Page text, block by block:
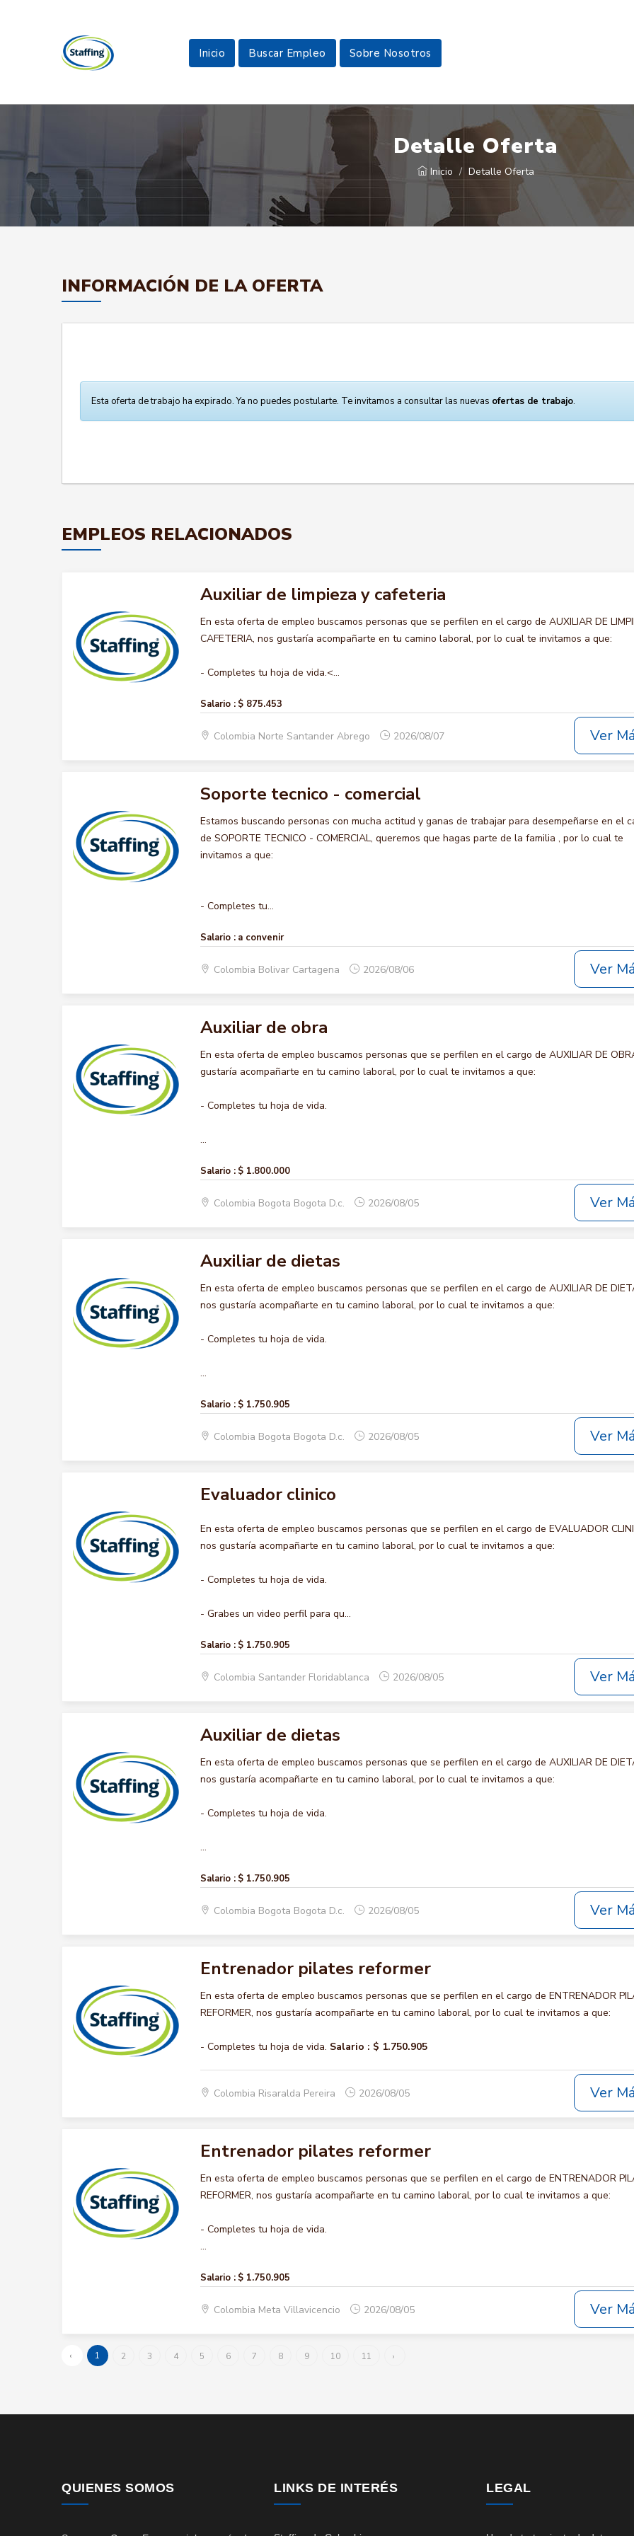
Inicio Buscar Empleo Sobre Nosotros
Detalle Oferta
Inicio Detalle Oferta
INFORMACIÓN DE LA OFERTA
Esta oferta de trabajo ha expirado. Ya no puedes postularte. Te invitamos a consultar las nuevas ofertas de trabajo.
EMPLEOS RELACIONADOS
Auxiliar de limpieza y cafeteria
En esta oferta de empleo buscamos personas que se perfilen en el cargo de AUXILIAR DE
CAFETERIA, nos gustaría acompañarte en tu camino laboral, por lo cual te invitamos a que:
- Completes tu hoja de vida.<...
Salario : $ 875.453
Colombia Norte Santander Abrego 2026/08/07 Ver
Soporte tecnico - comercial
Estamos buscando personas con mucha actitud y ganas de trabajar para desempeñarse en el
de SOPORTE TECNICO - COMERCIAL, queremos que hagas parte de la familia , por lo cual te
invitamos a que:
- Completes tu...
Salario : a convenir
Colombia Bolivar Cartagena 2026/08/06 Ver
Auxiliar de obra
En esta oferta de empleo buscamos personas que se perfilen en el cargo de AUXILIAR DE
gustaría acompañarte en tu camino laboral, por lo cual te invitamos a que:
- Completes tu hoja de vida.
...
Salario : $ 1.800.000
Colombia Bogota Bogota D.c. 2026/08/05 Ver
Auxiliar de dietas
En esta oferta de empleo buscamos personas que se perfilen en el cargo de AUXILIAR DE
nos gustaría acompañarte en tu camino laboral, por lo cual te invitamos a que:
- Completes tu hoja de vida.
...
Salario : $ 1.750.905
Colombia Bogota Bogota D.c. 2026/08/05 Ver
Evaluador clinico
En esta oferta de empleo buscamos personas que se perfilen en el cargo de EVALUADOR
nos gustaría acompañarte en tu camino laboral, por lo cual te invitamos a que:
- Completes tu hoja de vida.
- Grabes un video perfil para qu...
Salario : $ 1.750.905
Colombia Santander Floridablanca 2026/08/05 Ver
Auxiliar de dietas
En esta oferta de empleo buscamos personas que se perfilen en el cargo de AUXILIAR DE
nos gustaría acompañarte en tu camino laboral, por lo cual te invitamos a que:
- Completes tu hoja de vida.
...
Salario : $ 1.750.905
Colombia Bogota Bogota D.c. 2026/08/05 Ver
Entrenador pilates reformer
En esta oferta de empleo buscamos personas que se perfilen en el cargo de ENTRENADOR
REFORMER, nos gustaría acompañarte en tu camino laboral, por lo cual te invitamos a que:
- Completes tu hoja de vida. Salario : $ 1.750.905
Colombia Risaralda Pereira 2026/08/05 Ver
Entrenador pilates reformer
En esta oferta de empleo buscamos personas que se perfilen en el cargo de ENTRENADOR
REFORMER, nos gustaría acompañarte en tu camino laboral, por lo cual te invitamos a que:
- Completes tu hoja de vida.
...
Salario : $ 1.750.905
Colombia Meta Villavicencio 2026/08/05 Ver
‹ 1 2 3 4 5 6 7 8 9 10 11 ›
QUIENES SOMOS LINKS DE INTERÉS LEGAL